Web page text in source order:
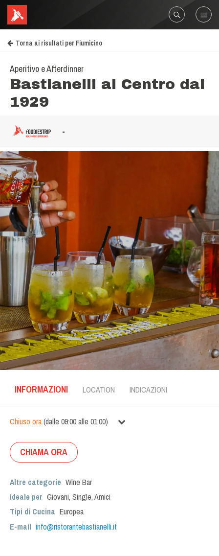
Torna ai risultati per Fiumicino
Aperitivo e Afterdinner
Bastianelli al Centro dal
1929
-
INFORMAZIONI LOCATION INDICAZIONI
Chiuso ora(dalle 09:00alle 01:00)
CHIAMA ORA
Altre categorie Wine Bar
Ideale per Giovani, Single,Amici
Tipi di Cucina Europea
E-mail info@ristorantebastianelli.it